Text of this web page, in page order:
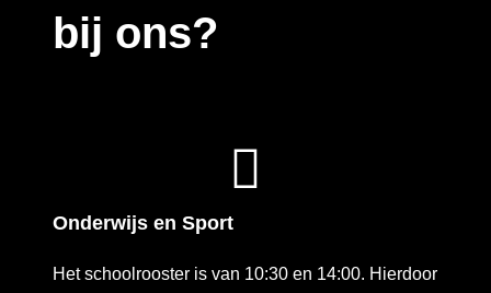
bij ons?
Onderwijs en Sport
Het schoolrooster is van 10:30 en 14:00. Hierdoor